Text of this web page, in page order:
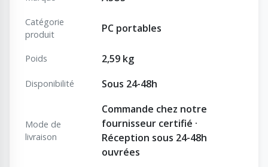
Catégorie
produit
PC portables
Poids 2,59 kg
Disponibilité Sous 24-48h
Mode de
livraison
Commande chez notre
fournisseur certifié ·
Réception sous 24-48h
ouvrées